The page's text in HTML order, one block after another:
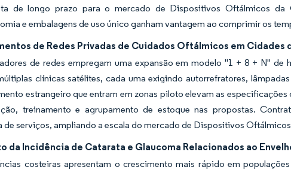
de longo prazo para o mercado de Dispositivos Oftálmicos da
e embalagens de uso único ganham vantagem ao comprimir os
de Redes Privadas de Cuidados Oftálmicos em Cidades
de redes empregam uma expansão em modelo "1 + 8 + N"
clínicas satélites, cada uma exigindo autorrefratores,
estrangeiro que entram em zonas piloto elevam as
treinamento e agrupamento de estoque nas propostas.
de serviços, ampliando a escala do mercado de Dispositivos
da Incidência de Catarata e Glaucoma Relacionados ao
costeiras apresentam o crescimento mais rápido em